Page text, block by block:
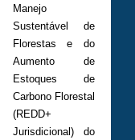
Manejo
Sustentável de
Florestas e do
Aumento de
Estoques de
Carbono Florestal
(REDD+
Jurisdicional) do